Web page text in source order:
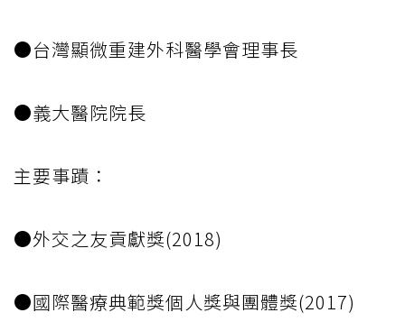
●台灣顯微重建外科醫學會理事長
●義大醫院院長
主要事蹟：
●外交之友貢獻獎(2018)
●國際醫療典範獎個人獎與團體獎(2017)